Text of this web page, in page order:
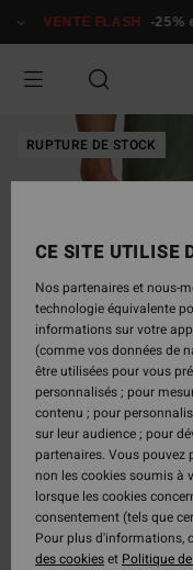
VENTE FLASH -25%
RUPTURE DE STOCK
CE SITE UTILISE
Nos partenaires et nous-
technologie équivalente
informations sur votre
(comme vos données de
être utilisées pour vous
personnalisés ; pour
contenu ; pour
sur leur audience ; pour
partenaires. Vous pouvez
non les cookies soumis à
lorsque les cookies
consentement (tels que
Pour plus d'informations,
des cookieset Politique